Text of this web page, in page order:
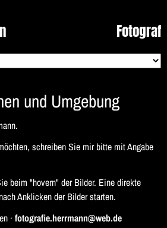
Fotograf
und Umgebung
schreiben Sie mir bitte mit Angabe
beim "hovern" der Bilder. Eine direkte
Anklicken der Bilder starten.
· fotografie.herrmann@web.de